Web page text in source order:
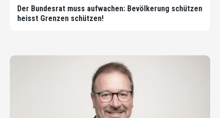
Der Bundesrat muss aufwachen: Bevölkerung schützen
heisst Grenzen schützen!